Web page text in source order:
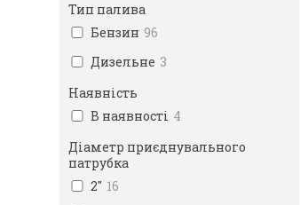
Тип палива
Бензин 96
Дизельне 3
Наявність
В наявності 4
Діаметр приєднувального
патрубка
2" 16